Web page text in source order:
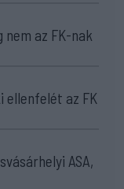
az FK-nak
ellenfelét az FK
ASA,